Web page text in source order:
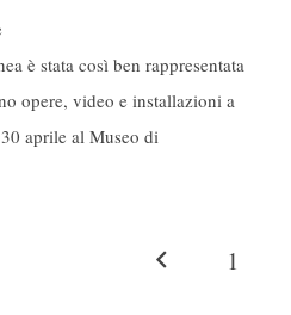
è stata così ben rappresentata
opere, video e installazioni a
aprile al Museo di
1